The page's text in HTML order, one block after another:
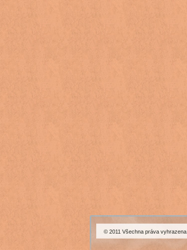
© 2011 Všechna práva vyhrazena.